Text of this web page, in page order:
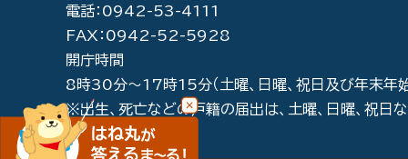
電話：0942-53-4111
FAX：0942-52-5928
開庁時間
8時30分～17時15分（土曜、日曜、祝日及び年末年
※出生、死亡などの戸籍の届出は、土曜、日曜、祝日